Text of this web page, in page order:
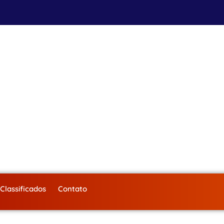
Classificados Contato